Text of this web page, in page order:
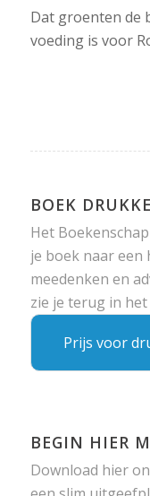
Dat groenten de
voeding is voor
BOEK
Het
je boek naar een
meedenken en
zie je terug in het
Prijs voor
BEGIN HIER
Download hier